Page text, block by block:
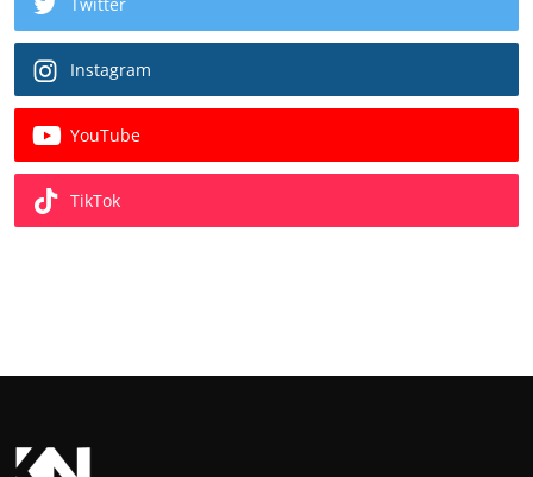
Instagram
YouTube
TikTok